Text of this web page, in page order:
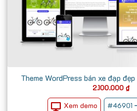
Theme WordPress bán xe đạp
2.100.000 ₫
Xem demo #46901